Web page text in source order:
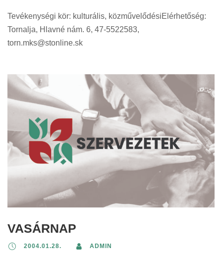
Tevékenységi kör: kulturális, közművelődésiElérhetőség:
Tornalja, Hlavné nám. 6, 47-5522583,
torn.mks@stonline.sk
VASÁRNAP
2004.01.28. ADMIN